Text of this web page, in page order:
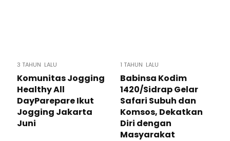
3 TAHUN LALU
Komunitas Jogging
Healthy All
DayParepare Ikut
Jogging Jakarta
Juni
1 TAHUN LALU
Babinsa Kodim
1420/Sidrap Gelar
Safari Subuh dan
Komsos, Dekatkan
Diri dengan
Masyarakat